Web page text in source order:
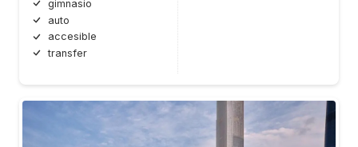
gimnasio
auto
accesible
transfer